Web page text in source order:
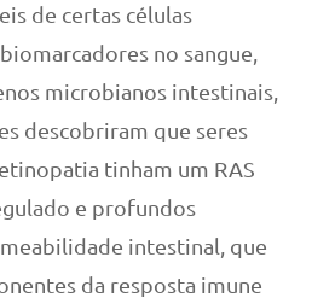
de certas células
no sangue,
microbianos intestinais,
descobriram que seres
tinham um RAS
e profundos
intestinal, que
da resposta imune